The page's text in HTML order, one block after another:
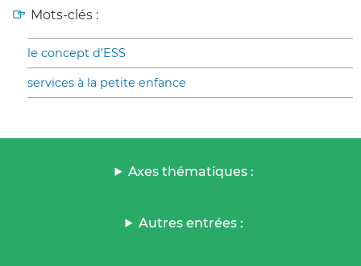
Mots-clés :
le concept d’ESS
services à la petite enfance
Axes thématiques :
Autres entrées :